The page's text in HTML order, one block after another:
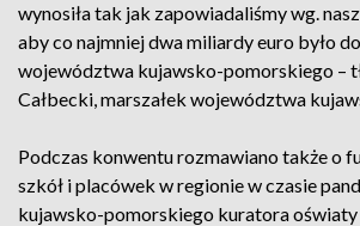
wynosiła tak jak zapowiadaliśmy wg.
aby co najmniej dwa miliardy euro było
województwa kujawsko-pomorskiego –
Całbecki, marszałek województwa
Podczas konwentu rozmawiano także o
szkół i placówek w regionie w czasie
kujawsko-pomorskiego kuratora oświaty